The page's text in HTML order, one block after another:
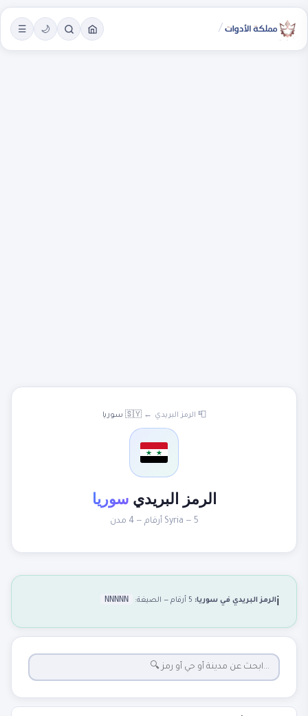
/
🌙
☰
📮 الرمز البريدي ←🇸🇾 سوريا
الرمز البريديسوريا
Syria — 5 أرقام — 4 مدن
ℹ️الرمز البريدي في سوريا: NNNNN